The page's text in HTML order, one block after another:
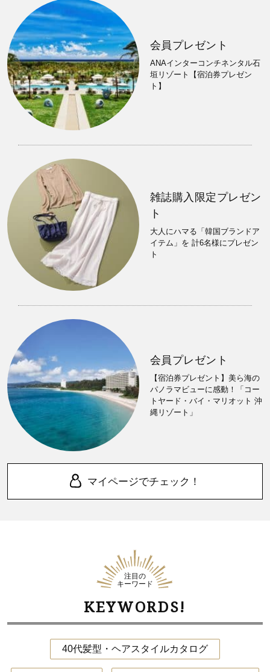
会員プレゼント
ANAインターコンチネンタル石
垣リゾート【宿泊券プレゼン
ト】
雑誌購入限定プレゼン
ト
大人にハマる「韓国ブランドア
イテム」を 計6名様にプレゼン
ト
会員プレゼント
【宿泊券プレゼント】美ら海の
パノラマビューに感動！「コー
トヤード・バイ・マリオット 沖
縄リゾート」
マイページでチェック！
注目の
キーワード
KEYWORDS!
40代髪型・ヘアスタイルカタログ